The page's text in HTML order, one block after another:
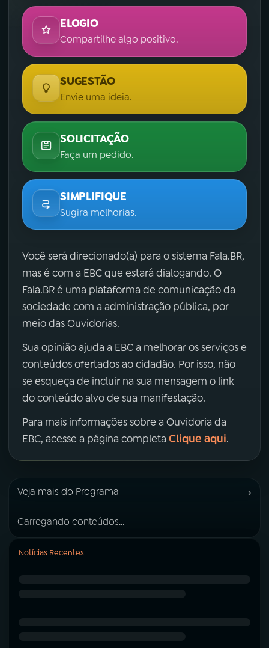
ELOGIO
Compartilhe algo positivo.
SUGESTÃO
Envie uma ideia.
SOLICITAÇÃO
Faça um pedido.
SIMPLIFIQUE
Sugira melhorias.
Você será direcionado(a) para o sistema Fala.BR,
mas é com a EBC que estará dialogando. O
Fala.BR é uma plataforma de comunicação da
sociedade com a administração pública, por
meio das Ouvidorias.
Sua opinião ajuda a EBC a melhorar os serviços e
conteúdos ofertados ao cidadão. Por isso, não
se esqueça de incluir na sua mensagem o link
do conteúdo alvo de sua manifestação.
Para mais informações sobre a Ouvidoria da
EBC, acesse a página completa Clique aqui.
Veja mais do Programa ›
Carregando conteúdos...
Notícias Recentes